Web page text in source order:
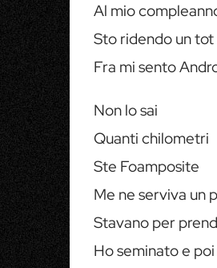
Al mio
Sto ridendo un
Fra mi sento
Non lo sai
Quanti chilometri
Ste Foamposite
Me ne serviva un
Stavano per
Ho seminato e